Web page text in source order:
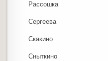
Рассошка
Сергеева
Скакино
Сныткино